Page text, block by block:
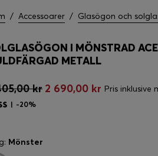
/ Accessoarer / Glasögon och
I MÖNSTRAD
METALL
kr 2 690,00 kr Pris inklusive
-20%
Mönster